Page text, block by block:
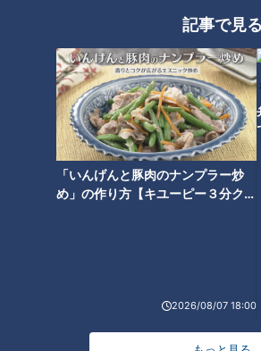
記事で見る
「いんげんと豚肉のナンプラー炒
め」の作り方【キユーピー３分クッ
2026/08/07 18:00
たっくー
たっくー＆ナナフシギのツイ
跡！都市伝説 #10
たっくー
跡！都市
たっくー＆ナナフシギのツイ